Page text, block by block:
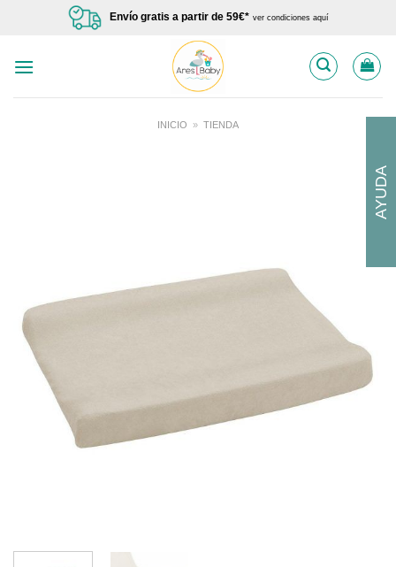
Envío gratis a partir de 59€* ver condiciones aquí
INICIO » TIENDA
AYUDA